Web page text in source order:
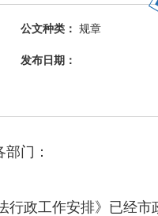
公文种类： 规章
发布日期：
门：
政工作安排》已经市